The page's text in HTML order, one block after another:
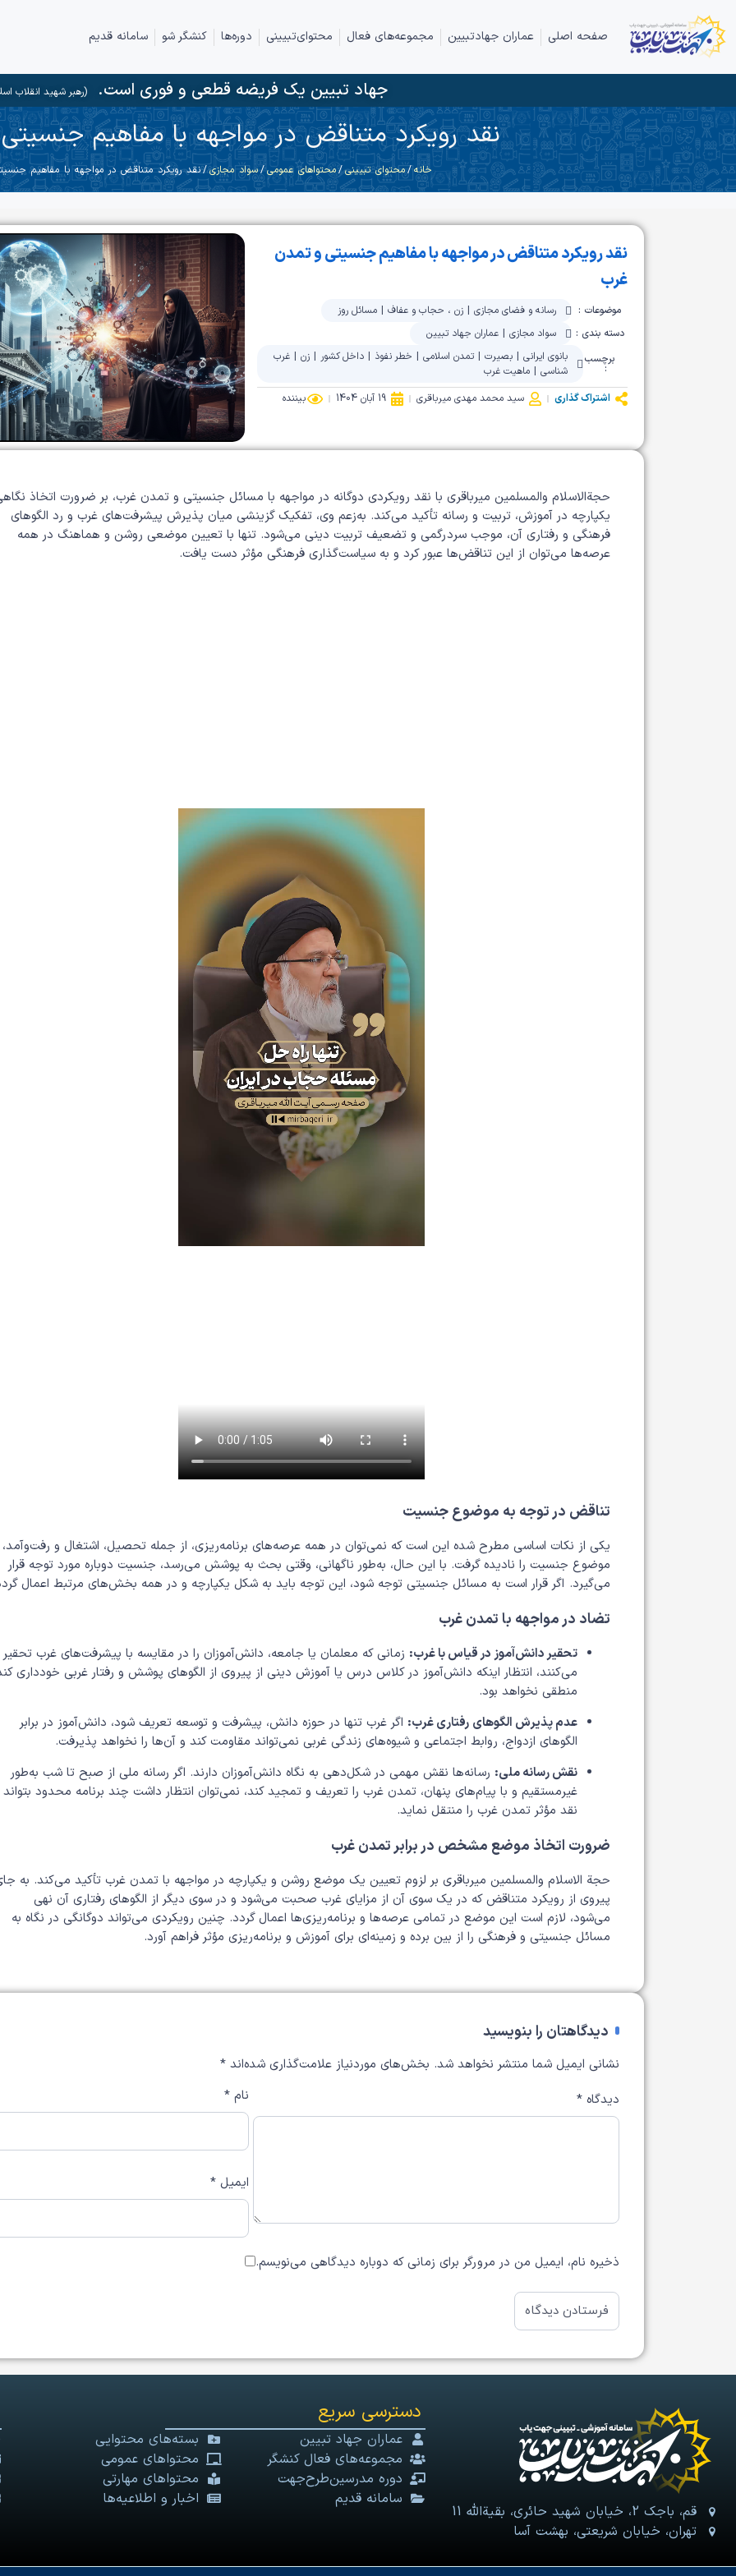
صفحه اصلی عماران جهادتبیین مجموعه‌های فعال محتوای‌تبیینی دوره‌ها کنشگر شو سامانه قدیم
جهاد تبیین یک فریضه قطعی و فوری است.(رهبر شهید انقلاب
نقد رویکرد متناقض در مواجهه با مفاهیم
خانه/محتوای تبیینی/محتواهای عمومی/سواد مجازی/ نقد رویکرد متناقض در مواجهه با مفاهیم
نقد رویکرد متناقض در مواجهه با مفاهیم جنسیتی و تمدن
غرب
موضوعات : رسانه و فضای مجازی| زن ، حجاب و عفاف| مسائل روز
دسته بندی :
سواد مجازی| عماران جهاد تبیین
برچسب
:
بانوی ایرانی| بصیرت| تمدن اسلامی| خطر نفوذ | داخل کشور | زن| غرب
شناسی| ماهیت غرب
اشتراک گذاری
سید محمد مهدی میرباقری 19 آبان 1404 بیننده
حجة‌الاسلام والمسلمین میرباقری با نقد رویکردی دوگانه در مواجهه با مسائل جنسیتی و تمدن غرب، بر ضرورت اتخاذ
یکپارچه در آموزش، تربیت و رسانه تأکید می‌کند. به‌زعم وی، تفکیک گزینشی میان پذیرش پیشرفت‌های غرب و رد الگوهای
فرهنگی و رفتاری آن، موجب سردرگمی و تضعیف تربیت دینی می‌شود. تنها با تعیین موضعی روشن و هماهنگ در همه
عرصه‌ها می‌توان از این تناقض‌ها عبور کرد و به سیاست‌گذاری فرهنگی مؤثر دست یافت.
تناقض در توجه به موضوع جنسیت
یکی از نکات اساسی مطرح شده این است که نمی‌توان در همه عرصه‌های برنامه‌ریزی، از جمله تحصیل، اشتغال و رفت‌وآمد،
موضوع جنسیت را نادیده گرفت. با این حال، به‌طور ناگهانی، وقتی بحث به پوشش می‌رسد، جنسیت دوباره مورد توجه قرار
می‌گیرد. اگر قرار است به مسائل جنسیتی توجه شود، این توجه باید به شکل یکپارچه و در همه بخش‌های مرتبط اعمال
تضاد در مواجهه با تمدن غرب
تحقیر دانش‌آموز در قیاس با غرب: زمانی که معلمان یا جامعه، دانش‌آموزان را در مقایسه با پیشرفت‌های غرب تحقیر
می‌کنند، انتظار اینکه دانش‌آموز در کلاس درس یا آموزش دینی از پیروی از الگوهای پوشش و رفتار غربی خودداری
منطقی نخواهد بود.
عدم پذیرش الگوهای رفتاری غرب: اگر غرب تنها در حوزه دانش، پیشرفت و توسعه تعریف شود، دانش‌آموز در برابر
الگوهای ازدواج، روابط اجتماعی و شیوه‌های زندگی غربی نمی‌تواند مقاومت کند و آن‌ها را نخواهد پذیرفت.
نقش رسانه ملی: رسانه‌ها نقش مهمی در شکل‌دهی به نگاه دانش‌آموزان دارند. اگر رسانه ملی از صبح تا شب به‌طور
غیرمستقیم و با پیام‌های پنهان، تمدن غرب را تعریف و تمجید کند، نمی‌توان انتظار داشت چند برنامه محدود بتواند
نقد مؤثر تمدن غرب را منتقل نماید.
ضرورت اتخاذ موضع مشخص در برابر تمدن غرب
حجة الاسلام والمسلمین میرباقری بر لزوم تعیین یک موضع روشن و یکپارچه در مواجهه با تمدن غرب تأکید می‌کند. به
پیروی از رویکرد متناقض که در یک سوی آن از مزایای غرب صحبت می‌شود و در سوی دیگر از الگوهای رفتاری آن نهی
می‌شود، لازم است این موضع در تمامی عرصه‌ها و برنامه‌ریزی‌ها اعمال گردد. چنین رویکردی می‌تواند دوگانگی در نگاه به
مسائل جنسیتی و فرهنگی را از بین برده و زمینه‌ای برای آموزش و برنامه‌ریزی مؤثر فراهم آورد.
دیدگاهتان را بنویسید
نشانی ایمیل شما منتشر نخواهد شد. بخش‌های موردنیاز علامت‌گذاری شده‌اند *
دیدگاه * نام *
ایمیل *
ذخیره نام، ایمیل من در مرورگر برای زمانی که دوباره دیدگاهی می‌نویسم.
قم، باجک 2، خیابان شهید حائری، بقیةالله 11
تهران، خیابان شریعتی، بهشت آسا
دسترسی سریع
عماران جهاد تبیین
مجموعه‌های فعال کنشگر
دوره مدرسین‌طرح‌جهت
سامانه قدیم
بسته‌های محتوایی
محتواهای عمومی
محتواهای مهارتی
اخبار و اطلاعیه‌ها